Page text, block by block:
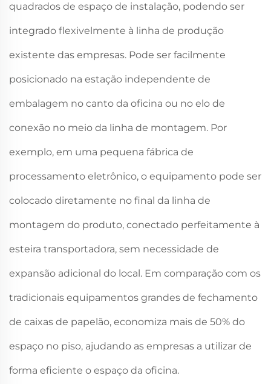
quadrados de espaço de instalação, podendo ser
integrado flexivelmente à linha de produção
existente das empresas. Pode ser facilmente
posicionado na estação independente de
embalagem no canto da oficina ou no elo de
conexão no meio da linha de montagem. Por
exemplo, em uma pequena fábrica de
processamento eletrônico, o equipamento pode ser
colocado diretamente no final da linha de
montagem do produto, conectado perfeitamente à
esteira transportadora, sem necessidade de
expansão adicional do local. Em comparação com os
tradicionais equipamentos grandes de fechamento
de caixas de papelão, economiza mais de 50% do
espaço no piso, ajudando as empresas a utilizar de
forma eficiente o espaço da oficina.